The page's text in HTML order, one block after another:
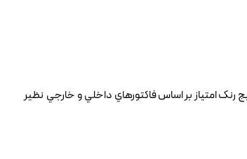
رنک امتياز بر اساس فاکتورهاي داخلي و خارجي نظير